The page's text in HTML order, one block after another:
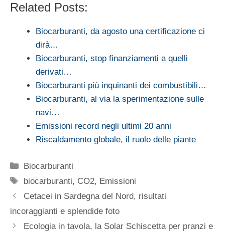
Related Posts:
Biocarburanti, da agosto una certificazione ci
dirà…
Biocarburanti, stop finanziamenti a quelli
derivati…
Biocarburanti più inquinanti dei combustibili…
Biocarburanti, al via la sperimentazione sulle
navi…
Emissioni record negli ultimi 20 anni
Riscaldamento globale, il ruolo delle piante
Categorie
Biocarburanti
Tag
biocarburanti, CO2, Emissioni
Cetacei in Sardegna del Nord, risultati
incoraggianti e splendide foto
Ecologia in tavola, la Solar Schiscetta per pranzi e